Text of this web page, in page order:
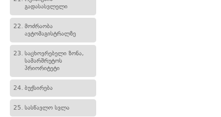
გადასასვლელი
22. მოძრაობა
ავტომაგისტრალზე
23. საცხოვრებელი ზონა,
სამარშრუტოს
პრიორიტეტი
24. ბუქსირება
25. სასწავლო სვლა